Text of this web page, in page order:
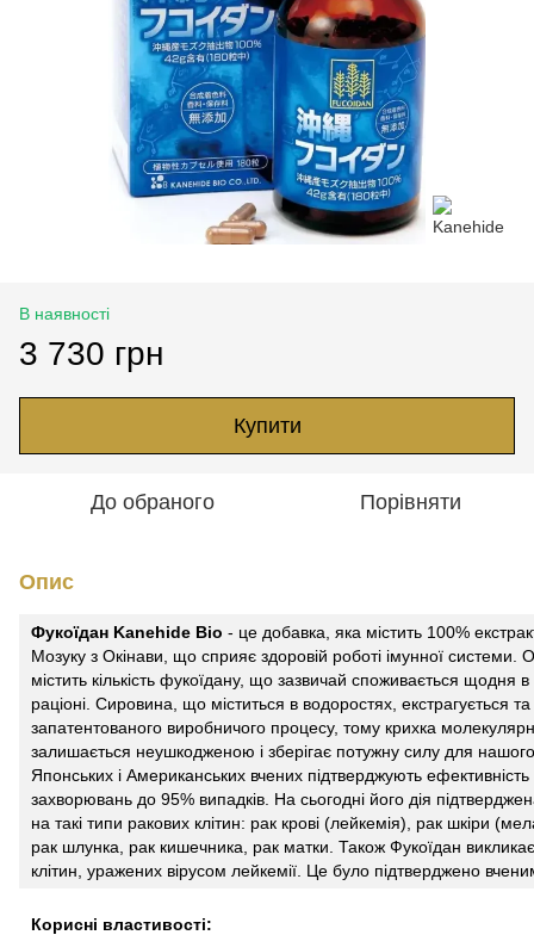
В наявності
3 730 грн
Купити
До обраного Порівняти
Опис
Фукоїдан Kanehide Bio - це добавка, яка містить 100%
Мозуку з Окінави, що сприяє здоровій роботі імунної системи.
містить кількість фукоїдану, що зазвичай споживається щодня
раціоні. Сировина, що міститься в водоростях, екстрагується
запатентованого виробничого процесу, тому крихка
залишається неушкодженою і зберігає потужну силу для нашого
Японських і Американських вчених підтверджують
захворювань до 95% випадків. На сьогодні його дія
на такі типи ракових клітин: рак крові (лейкемія), рак шкіри
рак шлунка, рак кишечника, рак матки. Також Фукоїдан
клітин, уражених вірусом лейкемії. Це було підтверджено
Корисні властивості: